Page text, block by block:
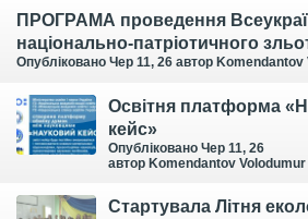
виїзний захід
ПРОГРАМА проведення
національно-патріотичного
поколінь»
Опубліковано Чер 11, 26 автор Komendantov
Освітня платформа
кейс»
Опубліковано Чер 11, 26
автор Komendantov Volodumur
Стартувала Літня